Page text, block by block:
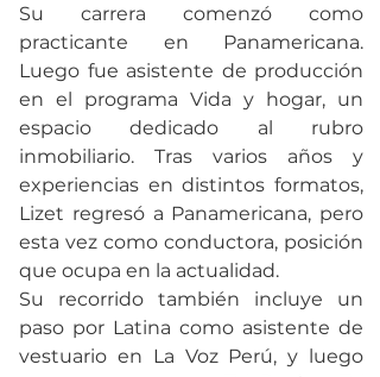
Su carrera comenzó como
practicante en Panamericana.
Luego fue asistente de producción
en el programa Vida y hogar, un
espacio dedicado al rubro
inmobiliario. Tras varios años y
experiencias en distintos formatos,
Lizet regresó a Panamericana, pero
esta vez como conductora, posición
que ocupa en la actualidad.
Su recorrido también incluye un
paso por Latina como asistente de
vestuario en La Voz Perú, y luego